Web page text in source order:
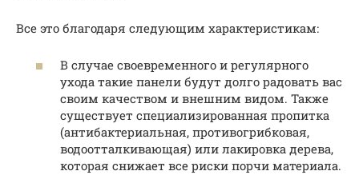
Все это благодаря следующим характеристикам:
В случае своевременного и регулярного
ухода такие панели будут долго радовать вас
своим качеством и внешним видом. Также
существует специализированная пропитка
(антибактериальная, противогрибковая,
водоотталкивающая) или лакировка дерева,
которая снижает все риски порчи материала.